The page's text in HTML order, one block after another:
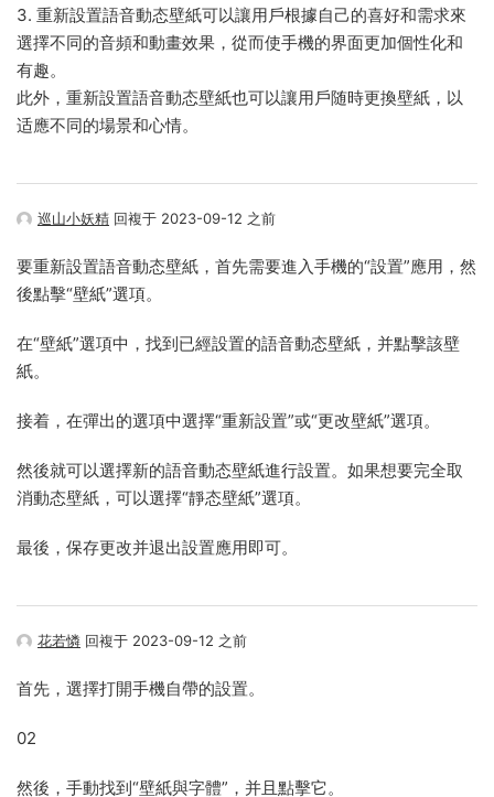
3. 重新設置語音動态壁紙可以讓用戶根據自己的喜好和需求來
選擇不同的音頻和動畫效果，從而使手機的界面更加個性化和
有趣。
此外，重新設置語音動态壁紙也可以讓用戶随時更換壁紙，以
适應不同的場景和心情。
巡山小妖精 回複于 2023-09-12 之前
要重新設置語音動态壁紙，首先需要進入手機的“設置”應用，然
後點擊“壁紙”選項。
在“壁紙”選項中，找到已經設置的語音動态壁紙，并點擊該壁
紙。
接着，在彈出的選項中選擇“重新設置”或“更改壁紙”選項。
然後就可以選擇新的語音動态壁紙進行設置。如果想要完全取
消動态壁紙，可以選擇“靜态壁紙”選項。
最後，保存更改并退出設置應用即可。
花若憐 回複于 2023-09-12 之前
首先，選擇打開手機自帶的設置。
02
然後，手動找到“壁紙與字體”，并且點擊它。